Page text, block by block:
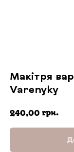
Макітря
Varenyky
240,00 грн.